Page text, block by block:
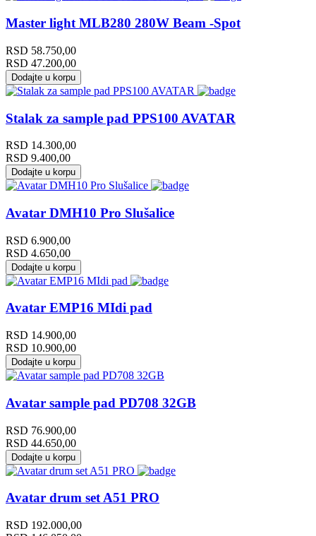
Master light MLB280 280W Beam -Spot
RSD 58.750,00
RSD 47.200,00
Dodajte u korpu
Stalak za sample pad PPS100 AVATAR
RSD 14.300,00
RSD 9.400,00
Dodajte u korpu
Avatar DMH10 Pro Slušalice
RSD 6.900,00
RSD 4.650,00
Dodajte u korpu
Avatar EMP16 MIdi pad
RSD 14.900,00
RSD 10.900,00
Dodajte u korpu
Avatar sample pad PD708 32GB
RSD 76.900,00
RSD 44.650,00
Dodajte u korpu
Avatar drum set A51 PRO
RSD 192.000,00